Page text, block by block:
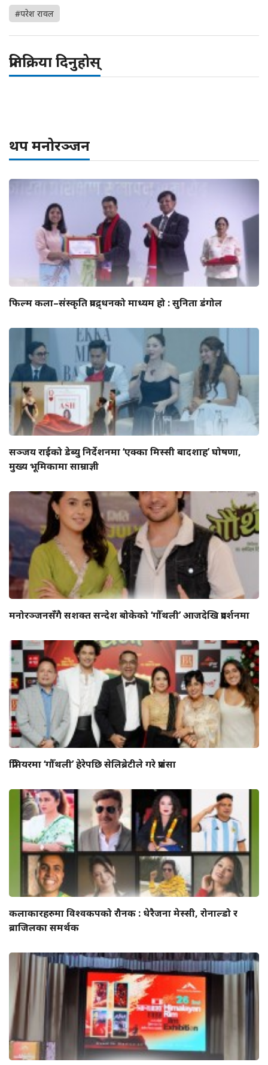
#परेश रावल
प्रतिक्रिया दिनुहोस्
थप मनोरञ्जन
फिल्म कला–संस्कृति प्रवद्र्धनको माध्यम हो : सुनिता डंगोल
सञ्जय राईको डेब्यु निर्देशनमा ‘एक्का मिस्सी बादशाह’ घोषणा,
मुख्य भूमिकामा साम्राज्ञी
मनोरञ्जनसँगै सशक्त सन्देश बोकेको ‘गौँथली’ आजदेखि प्रदर्शनमा
प्रिमियरमा ‘गौँथली’ हेरेपछि सेलिब्रेटीले गरे प्रशंसा
कलाकारहरुमा विश्वकपको रौनक : धेरैजना मेस्सी, रोनाल्डो र
ब्राजिलका समर्थक